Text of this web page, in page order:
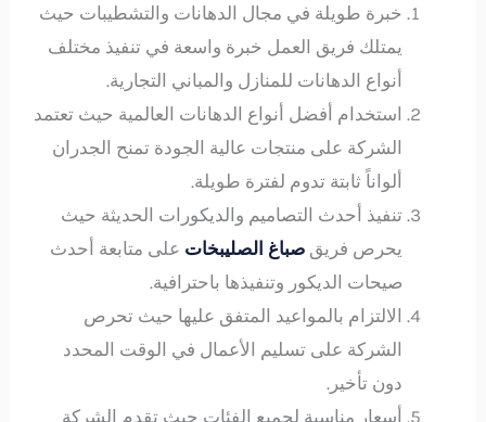
خبرة طويلة في مجال الدهانات والتشطيبات حيث
يمتلك فريق العمل خبرة واسعة في تنفيذ مختلف
أنواع الدهانات للمنازل والمباني التجارية.
استخدام أفضل أنواع الدهانات العالمية حيث تعتمد
الشركة على منتجات عالية الجودة تمنح الجدران
ألواناً ثابتة تدوم لفترة طويلة.
تنفيذ أحدث التصاميم والديكورات الحديثة حيث
يحرص فريقصباغ الصليبخات على متابعة أحدث
صيحات الديكور وتنفيذها باحترافية.
الالتزام بالمواعيد المتفق عليها حيث تحرص
الشركة على تسليم الأعمال في الوقت المحدد
دون تأخير.
أسعار مناسبة لجميع الفئات حيث تقدم الشركة